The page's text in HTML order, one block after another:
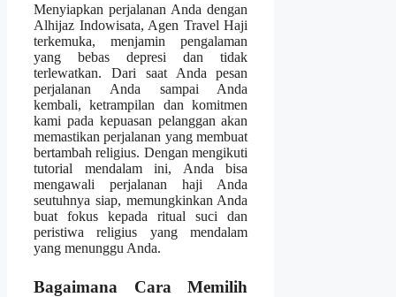
Menyiapkan perjalanan Anda dengan
Alhijaz Indowisata, Agen Travel Haji
terkemuka, menjamin pengalaman
yang bebas depresi dan tidak
terlewatkan. Dari saat Anda pesan
perjalanan Anda sampai Anda
kembali, ketrampilan dan komitmen
kami pada kepuasan pelanggan akan
memastikan perjalanan yang membuat
bertambah religius. Dengan mengikuti
tutorial mendalam ini, Anda bisa
mengawali perjalanan haji Anda
seutuhnya siap, memungkinkan Anda
buat fokus kepada ritual suci dan
peristiwa religius yang mendalam
yang menunggu Anda.
Bagaimana Cara Memilih